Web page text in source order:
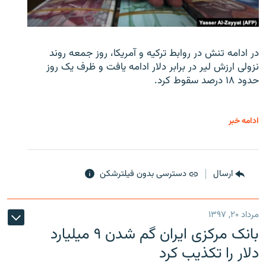
در ادامه تنش در روابط ترکیه و آمریکا، روز جمعه روند
نزولی ارزش لیر در برابر دلار ادامه یافت و ظرف یک روز
حدود ۱۸ درصد سقوط کرد.
ادامه خبر
ارسال دسترسی بدون فیلترشکن
مرداد ۲۰, ۱۳۹۷
بانک مرکزی ایران گم شدن ۹ میلیارد
دلار را تکذیب کرد